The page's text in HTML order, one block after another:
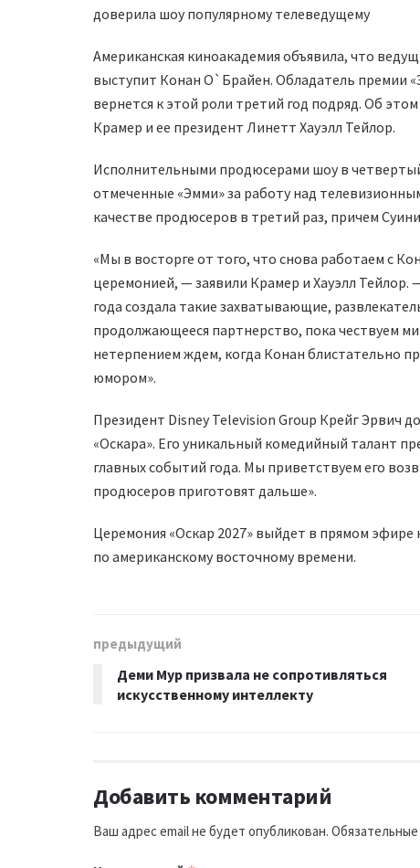
доверила шоу популярному телеведущему
Американская киноакадемия объявила, что
выступит Конан О`Брайен. Обладатель премии
вернется к этой роли третий год подряд. Об
Крамер и ее президент Линетт Хауэлл Тейлор.
Исполнительными продюсерами шоу в
отмеченные «Эмми» за работу над
качестве продюсеров в третий раз, причем
«Мы в восторге от того, что снова работаем с
церемонией, — заявили Крамер и Хауэлл Тейлор.
года создала такие захватывающие,
продолжающееся партнерство, пока чествуем
нетерпением ждем, когда Конан блистательно
юмором».
Президент Disney Television Group Крейг Эрвич
«Оскара». Его уникальный комедийный талант
главных событий года. Мы приветствуем его
продюсеров приготовят дальше».
Церемония «Оскар 2027» выйдет в прямом эфире
по американскому восточному времени.
предыдущий
Деми Мур призвала не сопротивляться
искусственному интеллекту
Добавить комментарий
Ваш адрес email не будет опубликован.